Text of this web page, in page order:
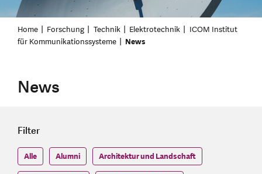
Home Forschung Technik Elektrotechnik
ICOM Institut
für Kommunikationssysteme
News
News
Filter
Alle Alumni Architektur und Landschaft